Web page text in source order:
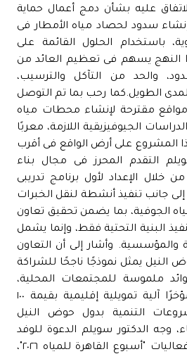
عليه بشأن دمج أعمال حماية
سدود لحصاد مياه الأمطار فى
باستخدام الحلول القائمة على
النهج يسهم فى تعظيم العائد من
والحد من التآكل والترسيب،
الطويل.كما رحب بما تم التوصل
مواقع مقترحة لإنشاء محطات مياه
الجيوفيزيقية اللازمة، معربًا
المشروع على أرض الواقع فى أقرب
التقدم المحرز فى مجال بناء
خلال الإعداد لأول برنامج تدريبى
عقده فى يونيو ٢٠٢٦، إلى جانب تنفيذ أنشطة لنقل الخبرات
الجوفية، بما يضمن تحقيق تعاون
البنية التحتية فقط، وإنما يشمل
والمؤسسية. وأشار إلى أن التعاون
النيل يمثل نموذجًا ناجحًا للشراكة
ملموسة للمجتمعات المحلية،
لافتًا إلى إطلاق مصر مؤخرًا آلية تمويلية إقليمية بقيمة ١٠٠
التنمية بدول حوض النيل
وجه الدكتور سويلم الدعوة للوفد
الرواندى للمشاركة فى فعاليات "أسبوع القاهرة للمياه ٢٠٢٦"،